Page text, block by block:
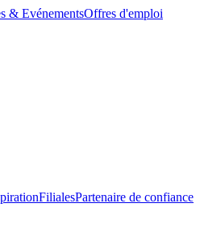
& EvénementsOffres d'emploi
FilialesPartenaire de confiance